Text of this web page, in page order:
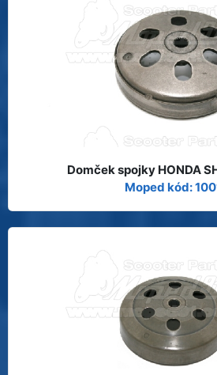
Domček spojky HONDA
Moped kód: